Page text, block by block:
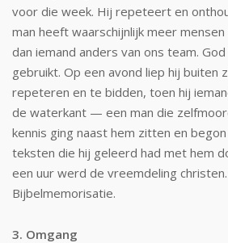
voor die week. Hij repeteert en
man heeft waarschijnlijk meer
dan iemand anders van ons team.
gebruikt. Op een avond liep hij buiten
repeteren en te bidden, toen hij
de waterkant — een man die
kennis ging naast hem zitten en
teksten die hij geleerd had met hem
een uur werd de vreem­deling
Bijbelmemorisatie.
3. Omgang